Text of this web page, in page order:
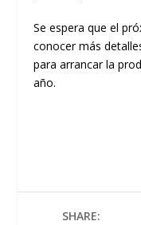
Se espera que el
conocer más
para arrancar la
año.
SHARE: